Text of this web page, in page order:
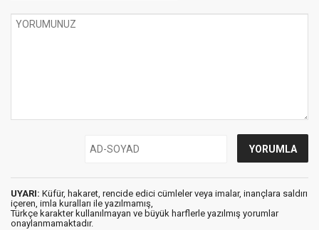
UYARI: Küfür, hakaret, rencide edici cümleler veya imalar, inançlara saldırı
içeren, imla kuralları ile yazılmamış,
Türkçe karakter kullanılmayan ve büyük harflerle yazılmış yorumlar
onaylanmamaktadır.